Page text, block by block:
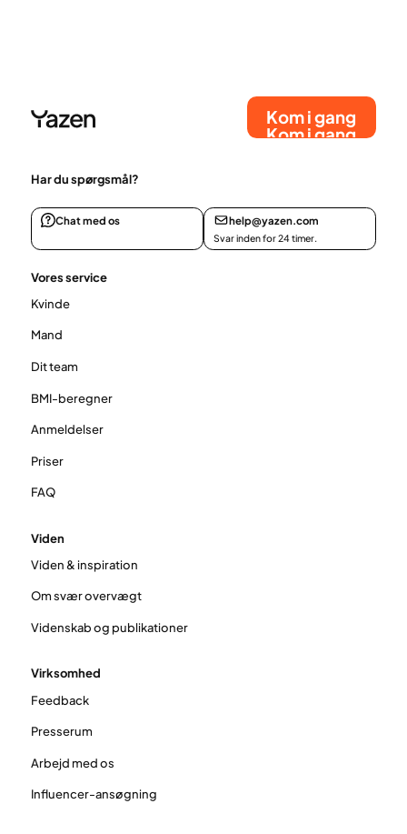
Kom i gang
Kom i gang
Har du spørgsmål?
Chat med os help@yazen.com
Svar inden for 24 timer.
Vores service
Kvinde
Mand
Dit team
BMI-beregner
Anmeldelser
Priser
FAQ
Viden
Viden & inspiration
Om svær overvægt
Videnskab og publikationer
Virksomhed
Feedback
Presserum
Arbejd med os
Influencer-ansøgning